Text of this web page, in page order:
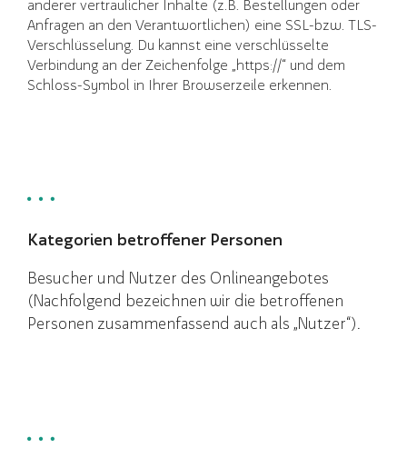
anderer vertraulicher Inhalte (z.B. Bestellungen oder
Anfragen an den Verantwortlichen) eine SSL-bzw. TLS-
Verschlüsselung. Du kannst eine verschlüsselte
Verbindung an der Zeichenfolge „https://“ und dem
Schloss-Symbol in Ihrer Browserzeile erkennen.
Kategorien betroffener Personen
Besucher und Nutzer des Onlineangebotes
(Nachfolgend bezeichnen wir die betroffenen
Personen zusammenfassend auch als „Nutzer“).